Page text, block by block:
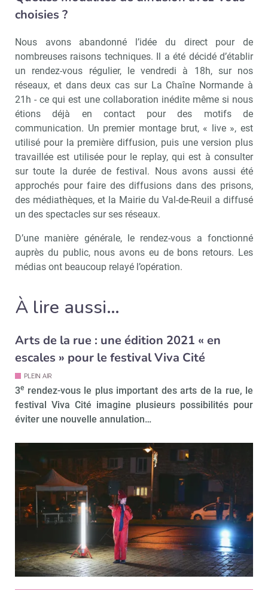
choisies ?
Nous avons abandonné l’idée du direct pour de
nombreuses raisons techniques. Il a été décidé d’établir
un rendez-vous régulier, le vendredi à 18h, sur nos
réseaux, et dans deux cas sur La Chaîne Normande à
21h - ce qui est une collaboration inédite même si nous
étions déjà en contact pour des motifs de
communication. Un premier montage brut, « live », est
utilisé pour la première diffusion, puis une version plus
travaillée est utilisée pour le replay, qui est à consulter
sur toute la durée de festival. Nous avons aussi été
approchés pour faire des diffusions dans des prisons,
des médiathèques, et la Mairie du Val-de-Reuil a diffusé
un des spectacles sur ses réseaux.
D’une manière générale, le rendez-vous a fonctionné
auprès du public, nous avons eu de bons retours. Les
médias ont beaucoup relayé l’opération.
À lire aussi…
Arts de la rue : une édition 2021 « en
escales » pour le festival Viva Cité
PLEIN AIR
3e rendez-vous le plus important des arts de la rue, le
festival Viva Cité imagine plusieurs possibilités pour
éviter une nouvelle annulation…
Valider
Non merci, je reçois déjà
!
Je déciderai plus
tard